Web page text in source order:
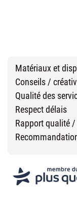
Matériaux et
Conseils /
Qualité des
Respect délais
Rapport qualité